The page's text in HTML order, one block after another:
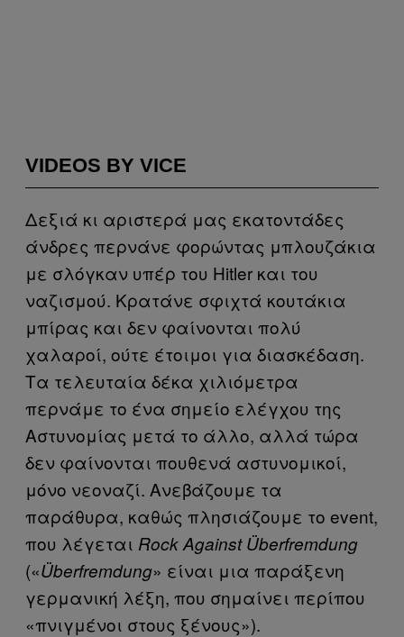
VIDEOS BY VICE
Δεξιά κι αριστερά μας εκατοντάδες
άνδρες περνάνε φορώντας μπλουζάκια
με σλόγκαν υπέρ του Hitler και του
ναζισμού. Κρατάνε σφιχτά κουτάκια
μπίρας και δεν φαίνονται πολύ
χαλαροί, ούτε έτοιμοι για διασκέδαση.
Τα τελευταία δέκα χιλιόμετρα
περνάμε το ένα σημείο ελέγχου της
Αστυνομίας μετά το άλλο, αλλά τώρα
δεν φαίνονται πουθενά αστυνομικοί,
μόνο νεοναζί. Ανεβάζουμε τα
παράθυρα, καθώς πλησιάζουμε το event,
που λέγεται RockAgainstÜberfremdung
(«Überfremdung» είναι μια παράξενη
γερμανική λέξη, που σημαίνει περίπου
«πνιγμένοι στους ξένους»).